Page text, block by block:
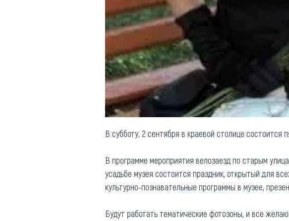
В субботу, 2 сентября в краевой столице состоится
В программе мероприятия велозаезд по старым
усадьбе музея состоится праздник, открытый для
культурно-познавательные программы в музее,
Будут работать тематические фотозоны, и все